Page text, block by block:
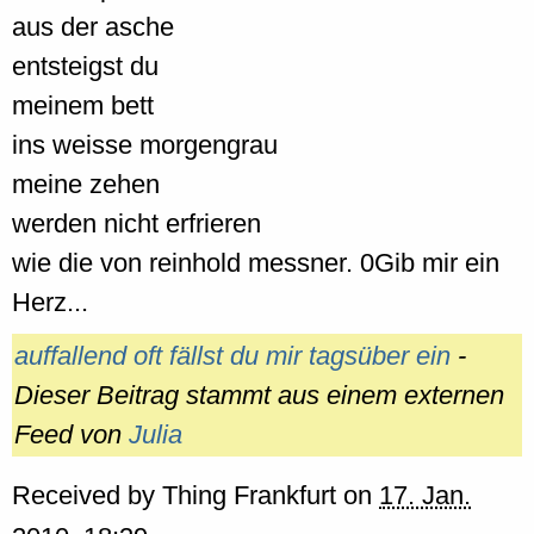
aus der asche
entsteigst du
meinem bett
ins weisse morgengrau
meine zehen
werden nicht erfrieren
wie die von reinhold messner. 0Gib mir ein
Herz...
auffallend oft fällst du mir tagsüber ein -
Dieser Beitrag stammt aus einem externen
Feed von Julia
Received by Thing Frankfurt on 17. Jan.